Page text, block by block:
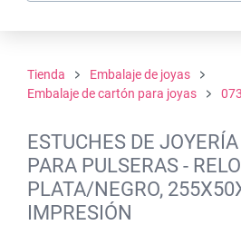
Tienda
Embalaje de joyas
Embalaje de cartón para joyas
ESTUCHES DE
PARA PULSERAS -
PLATA/NEGRO,
IMPRESIÓN